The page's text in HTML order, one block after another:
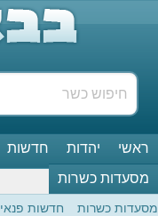
ראשי יהדות חדשות
מסעדות כשרות
מסעדות כשרות חדשות פנאי